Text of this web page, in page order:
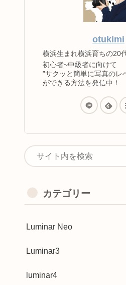
otukimi
横浜生まれ横浜育ちの20
初心者~中級者に向けて
”サクッと簡単に写真のレ
ができる方法を発信中！
カテゴリー
Luminar Neo
Luminar3
luminar4